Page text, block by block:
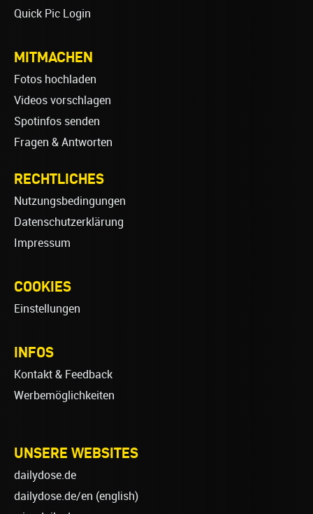
Quick Pic Login
MITMACHEN
Fotos hochladen
Videos vorschlagen
Spotinfos senden
Fragen & Antworten
RECHTLICHES
Nutzungsbedingungen
Datenschutzerklärung
Impressum
COOKIES
Einstellungen
INFOS
Kontakt & Feedback
Werbemöglichkeiten
UNSERE WEBSITES
dailydose.de
dailydose.de/en (english)